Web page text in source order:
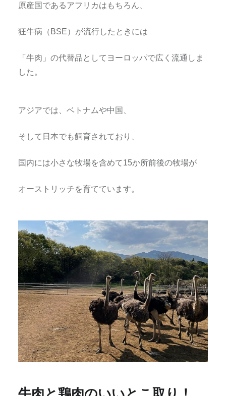
原産国であるアフリカはもちろん、
狂牛病（BSE）が流行したときには
「牛肉」の代替品としてヨーロッパで広く流通しま
した。
アジアでは、ベトナムや中国、
そして日本でも飼育されており、
国内には小さな牧場を含めて15か所前後の牧場が
オーストリッチを育てています。